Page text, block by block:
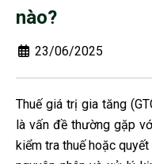
nào?
23/06/2025
Thuế giá trị gia tăng
là vấn đề thường gặp
kiểm tra thuế hoặc